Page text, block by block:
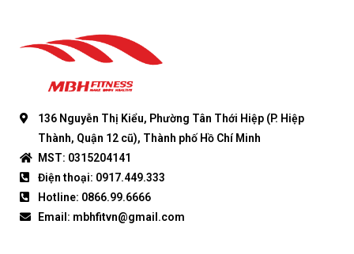
136 Nguyễn Thị Kiểu, Phường Tân Thới Hiệp (P. Hiệp
Thành, Quận 12 cũ), Thành phố Hồ Chí Minh
MST: 0315204141
Điện thoại: 0917.449.333
Hotline: 0866.99.6666
Email: mbhfitvn@gmail.com